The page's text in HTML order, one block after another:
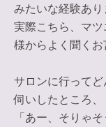
みたいな経験あり
実際こちら、マ
様からよく聞くお
サロンに行って
伺いしたところ、
「あー、そりゃ